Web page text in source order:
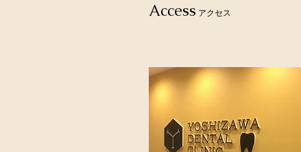
Access アクセス